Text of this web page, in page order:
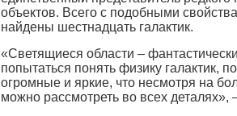
объектов. Всего с подобными
найдены шестнадцать галактик.
«Светящиеся области –
попытаться понять физику галактик,
огромные и яркие, что несмотря на
можно рассмотреть во всех